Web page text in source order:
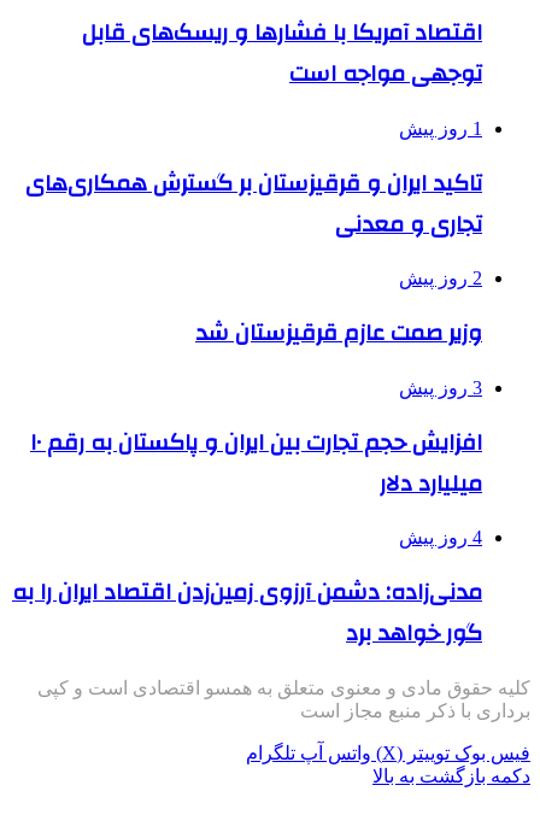
اقتصاد آمریکا با فشارها و ریسک‌های قابل
توجهی مواجه است
1 روز پیش
تاکید ایران و قرقیزستان بر گسترش همکاری‌های
تجاری و معدنی
2 روز پیش
وزیر صمت عازم قرقیزستان شد
3 روز پیش
افزایش حجم تجارت بین ایران و پاکستان به رقم ۱۰
میلیارد دلار
4 روز پیش
مدنی‌زاده: دشمن آرزوی زمین‌زدن اقتصاد ایران را به
گور خواهد برد
کلیه حقوق مادی و معنوی متعلق به همسو اقتصادی است و کپی
برداری با ذکر منبع مجاز است
فیس بوک توییتر (X) واتس آپ تلگرام
دکمه بازگشت به بالا